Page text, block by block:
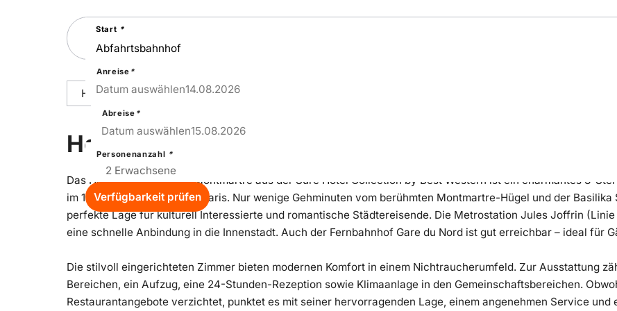
Sie
nach
einer
Städtereise
Start *
Anreise *
14
Fri
Datum auswählen14.08.2026
Abreise *
15
Sat
Datum auswählen15.08.2026
Personenanzahl *
Verfügbarkeit prüfen
Hoteldetails Reisepakete
Hoteldetails
Das Hotel Apolonia Paris Montmartre aus der Sure Hotel Collection by Best Western ist ein charmantes 3-
im 18. Arrondissement von Paris. Nur wenige Gehminuten vom berühmten Montmartre-Hügel und der
perfekte Lage für kulturell Interessierte und romantische Städtereisende. Die Metrostation Jules Joffrin
eine schnelle Anbindung in die Innenstadt. Auch der Fernbahnhof Gare du Nord ist gut erreichbar – ideal für
Die stilvoll eingerichteten Zimmer bieten modernen Komfort in einem Nichtraucherumfeld. Zur Ausstattung
Bereichen, ein Aufzug, eine 24-Stunden-Rezeption sowie Klimaanlage in den Gemeinschaftsbereichen.
Restaurantangebote verzichtet, punktet es mit seiner hervorragenden Lage, einem angenehmen Service